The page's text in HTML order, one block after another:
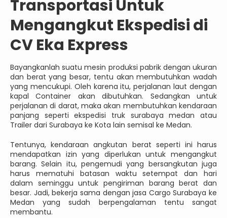
Transportasi Untuk
Mengangkut Ekspedisi di
CV Eka Express
Bayangkanlah suatu mesin produksi pabrik dengan ukuran
dan berat yang besar, tentu akan membutuhkan wadah
yang mencukupi. Oleh karena itu, perjalanan laut dengan
kapal Container akan dibutuhkan. Sedangkan untuk
perjalanan di darat, maka akan membutuhkan kendaraan
panjang seperti ekspedisi truk surabaya medan atau
Trailer dari Surabaya ke Kota lain semisal ke Medan.
Tentunya, kendaraan angkutan berat seperti ini harus
mendapatkan izin yang diperlukan untuk mengangkut
barang. Selain itu, pengemudi yang bersangkutan juga
harus mematuhi batasan waktu setempat dan hari
dalam seminggu untuk pengiriman barang berat dan
besar. Jadi, bekerja sama dengan jasa Cargo Surabaya ke
Medan yang sudah berpengalaman tentu sangat
membantu.